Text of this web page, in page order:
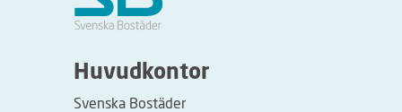
Huvudkontor
Svenska Bostäder